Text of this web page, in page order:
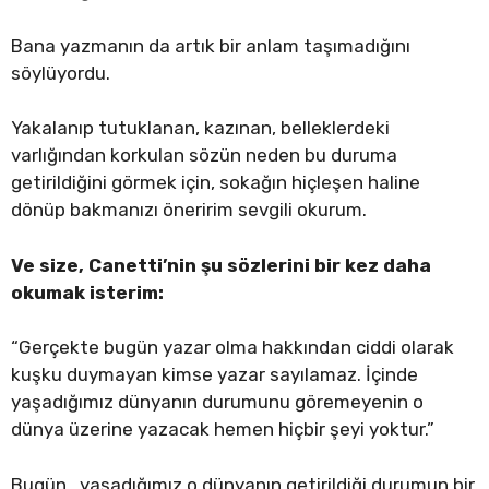
Bana yazmanın da artık bir anlam taşımadığını
söylüyordu.
Yakalanıp tutuklanan, kazınan, belleklerdeki
varlığından korkulan sözün neden bu duruma
getirildiğini görmek için, sokağın hiçleşen haline
dönüp bakmanızı öneririm sevgili okurum.
Ve size, Canetti’nin şu sözlerini bir kez daha
okumak isterim:
“Gerçekte bugün yazar olma hakkından ciddi olarak
kuşku duymayan kimse yazar sayılamaz. İçinde
yaşadığımız dünyanın durumunu göremeyenin o
dünya üzerine yazacak hemen hiçbir şeyi yoktur.”
Bugün, yaşadığımız o dünyanın getirildiği durumun bir